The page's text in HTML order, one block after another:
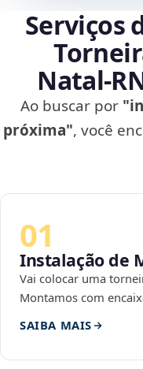
Serviços
Ao buscar por
próxima", você
01
Instalação de
Vai colocar uma
Montamos com
SAIBA MAIS